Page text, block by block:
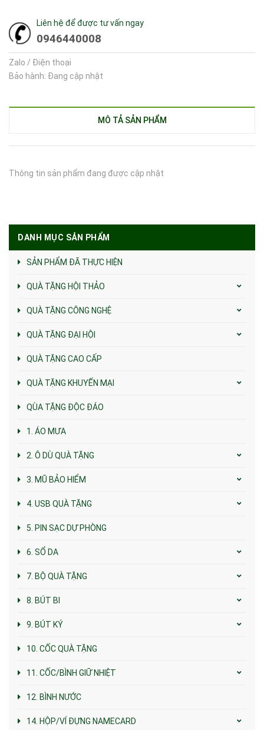
Liên hệ để được tư vấn ngay
0946440008
Zalo / Điện thoại
Bảo hành: Đang cập nhật
MÔ TẢ SẢN PHẨM
Thông tin sản phẩm đang được cập nhật
DANH MỤC SẢN PHẨM
SẢN PHẨM ĐÃ THỰC HIỆN
QUÀ TẶNG HỘI THẢO
QUÀ TẶNG CÔNG NGHỆ
QUÀ TẶNG ĐẠI HỘI
QUÀ TẶNG CAO CẤP
QUÀ TẶNG KHUYẾN MẠI
QÙA TẶNG ĐỘC ĐÁO
1. ÁO MƯA
2. Ô DÙ QUÀ TẶNG
3. MŨ BẢO HIỂM
4. USB QUÀ TẶNG
5. PIN SẠC DỰ PHÒNG
6. SỔ DA
7. BỘ QUÀ TẶNG
8. BÚT BI
9. BÚT KÝ
10. CỐC QUÀ TẶNG
11. CỐC/BÌNH GIỮ NHIỆT
12. BÌNH NƯỚC
14. HỘP/VÍ ĐỰNG NAMECARD